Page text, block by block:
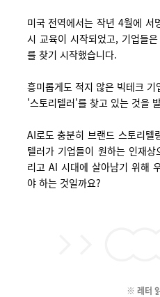
미국 전역에서는 작년 4월에 서
시 교육이 시작되었고, 기업들
를 찾기 시작했습니다.
흥미롭게도 적지 않은 빅테크
'스토리텔러'를 찾고 있는 것을
AI로도 충분히 브랜드 스토리텔
텔러가 기업들이 원하는 인재
리고 AI 시대에 살아남기 위해
야 하는 것일까요?
※ 레터